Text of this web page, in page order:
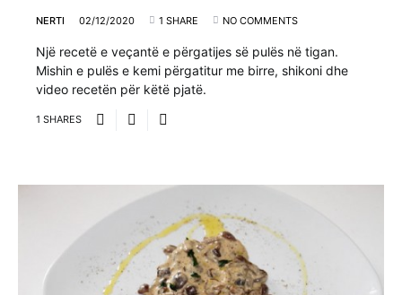
NERTI 02/12/2020 1 SHARE NO COMMENTS
Një recetë e veçantë e përgatijes së pulës në tigan.
Mishin e pulës e kemi përgatitur me birre, shikoni dhe
video recetën për këtë pjatë.
1 SHARES